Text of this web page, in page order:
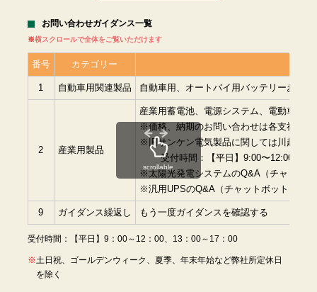
お問い合わせガイダンス一覧
横スクロールで全体をご覧いただけます
番号 カテゴリー
1 自動車用関連製品 自動車用、オートバイ用バッテリーおよ
2 産業用製品
産業用蓄電池、電源システム、電動車両
※価格、納期のお問い合わせは各支社に
※旧サンケン電気製品に関しては川越事業
受付時間：【平日】9:00〜12:00、
※太陽光発電システムのQ&A（チャット
※汎用UPSのQ&A（チャットボット）は
9 ガイダンス繰返し もう一度ガイダンスを確認する
受付時間：【平日】9：00～12：00、13：00～17：00
scrollable
土日祝、ゴールデンウィーク、夏季、年末年始など弊社所定休日
を除く